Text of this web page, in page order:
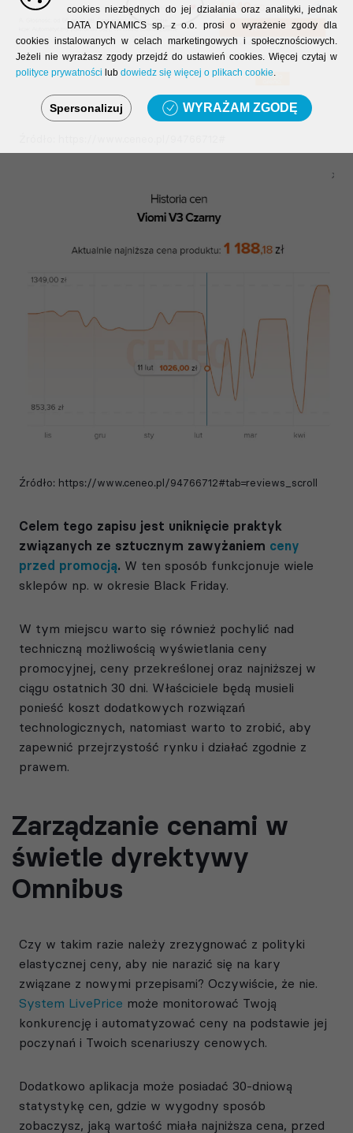
Źródło: https://www.ceneo.pl/94766712#tab=reviews_scroll
Celem tego zapisu jest uniknięcie praktyk
związanych ze sztucznym zawyżaniem ceny
przed promocją. W ten sposób funkcjonuje wiele
sklepów np. w okresie Black Friday.
W tym miejscu warto się również pochylić nad
techniczną możliwością wyświetlania ceny
promocyjnej, ceny przekreślonej oraz najniższej w
ciągu ostatnich 30 dni. Właściciele będą musieli
ponieść koszt dodatkowych rozwiązań
technologicznych, natomiast warto to zrobić, aby
zapewnić przejrzystość rynku i działać zgodnie z
prawem.
Zarządzanie cenami w
świetle dyrektywy
Omnibus
Czy w takim razie należy zrezygnować z polityki
elastycznej ceny, aby nie narazić się na kary
związane z nowymi przepisami? Oczywiście, że nie.
System LivePrice może monitorować Twoją
konkurencję i automatyzować ceny na podstawie jej
poczynań i Twoich scenariuszy cenowych.
Dodatkowo aplikacja może posiadać 30-dniową
statystykę cen, gdzie w wygodny sposób
zobaczysz, jaką wartość miała najniższa cena, przed
cookies niezbędnych do jej działania oraz analityki, jednak
DATA DYNAMICS sp. z o.o. prosi o wyrażenie zgody dla
cookies instalowanych w celach marketingowych i społecznościowych.
Jeżeli nie wyrażasz zgody przejdź do ustawień cookies. Więcej czytaj w
polityce prywatności lub dowiedz się więcej o plikach cookie.
Spersonalizuj WYRAŻAM ZGODĘ